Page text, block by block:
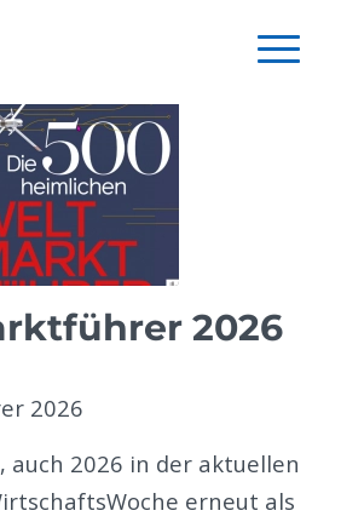
2026
2026
auch 2026 in der aktuellen
erneut als